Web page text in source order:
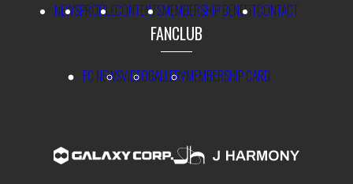
NEWSPROFILECONTENTSMEMBERSHIP BENEFITCONTACT
FANCLUB
FC NEWSVIDEOGALLERYMEMBERSHIP CARD